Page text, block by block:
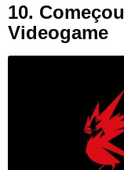
10.
Videogame